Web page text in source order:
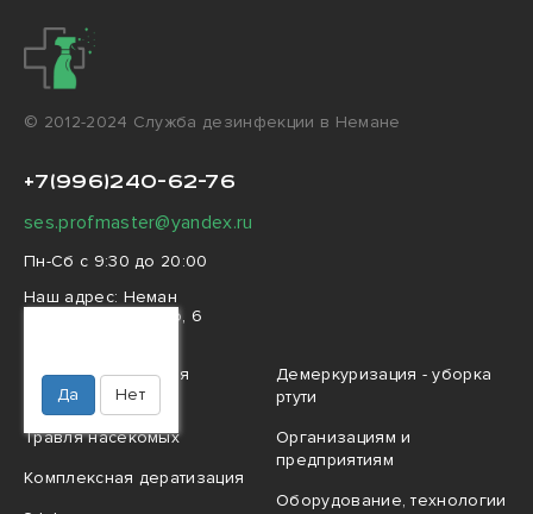
© 2012-2024 Cлужба дезинфекции в Немане
+7(996)240-62-76
ses.profmaster@yandex.ru
Пн-Сб с 9:30 до 20:00
Наш адрес: Неман
Да Нет
улица Островского, 6
Профессиональная
дезинфекция
Травля насекомых
Комплексная дератизация
Демеркуризация - уборка
ртути
Организациям и
предприятиям
Оборудование, технологии